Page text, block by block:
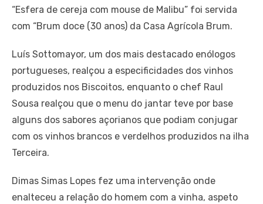
“Esfera de cereja com mouse de Malibu” foi servida
com “Brum doce (30 anos) da Casa Agrícola Brum.
Luís Sottomayor, um dos mais destacado enólogos
portugueses, realçou a especificidades dos vinhos
produzidos nos Biscoitos, enquanto o chef Raul
Sousa realçou que o menu do jantar teve por base
alguns dos sabores açorianos que podiam conjugar
com os vinhos brancos e verdelhos produzidos na ilha
Terceira.
Dimas Simas Lopes fez uma intervenção onde
enalteceu a relação do homem com a vinha, aspeto